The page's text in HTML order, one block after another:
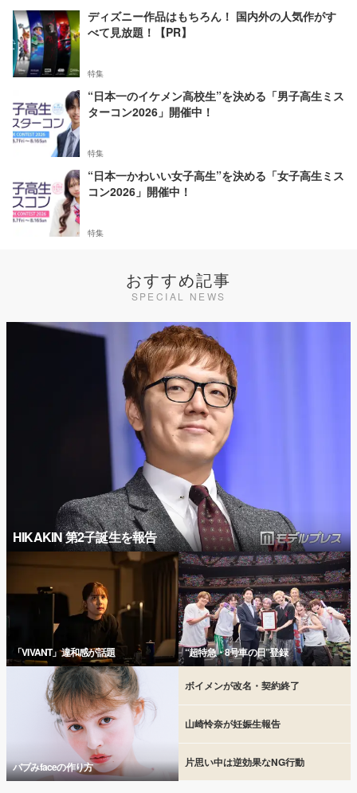
ディズニー作品はもちろん！ 国内外の人気作がす
べて見放題！【PR】
特集
“日本一のイケメン高校生”を決める「男子高生ミス
ターコン2026」開催中！
特集
“日本一かわいい女子高生”を決める「女子高生ミス
コン2026」開催中！
特集
おすすめ記事
SPECIAL NEWS
HIKAKIN 第2子誕生を報告
「VIVANT」違和感が話題 “超特急・8号車の日”登録
バブみfaceの作り方
ボイメンが改名・契約終了
山崎怜奈が妊娠生報告
片思い中は逆効果なNG行動